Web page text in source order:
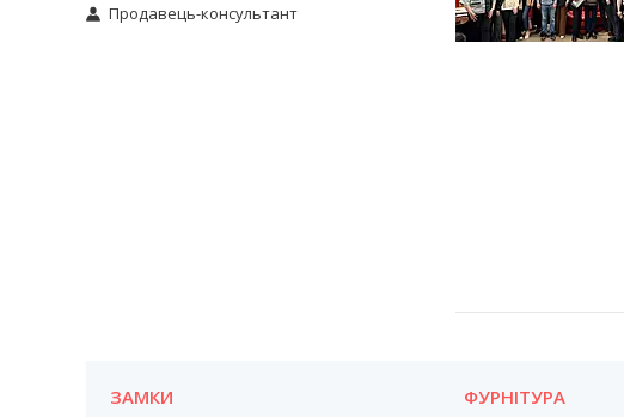
Продавець-консультант
ЗАМКИ ФУРНІТУРА